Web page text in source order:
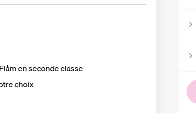
en seconde classe
choix